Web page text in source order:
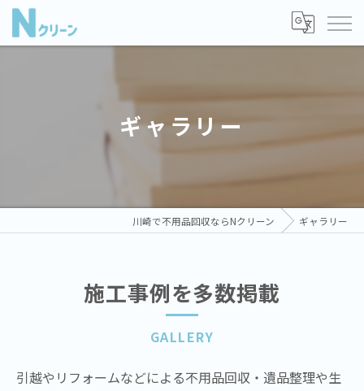
ギャラリー
川崎で不用品回収ならNクリーン ギャラリー
施工事例を多数掲載
GALLERY
引越やリフォームなどによる不用品回収・遺品整理や生